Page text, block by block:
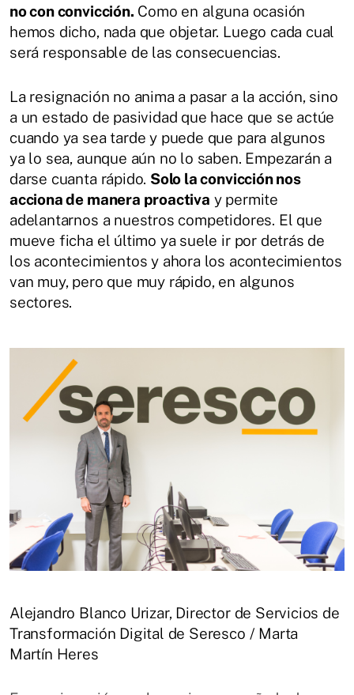
no con convicción. Como en alguna ocasión
hemos dicho, nada que objetar. Luego cada cual
será responsable de las consecuencias.
La resignación no anima a pasar a la acción, sino
a un estado de pasividad que hace que se actúe
cuando ya sea tarde y puede que para algunos
ya lo sea, aunque aún no lo saben. Empezarán a
darse cuanta rápido. Solo la convicción nos
acciona de manera proactiva y permite
adelantarnos a nuestros competidores. El que
mueve ficha el último ya suele ir por detrás de
los acontecimientos y ahora los acontecimientos
van muy, pero que muy rápido, en algunos
sectores.
Alejandro Blanco Urizar, Director de Servicios de
Transformación Digital de Seresco / Marta
Martín Heres